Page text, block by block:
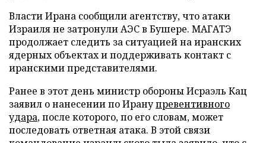
Власти Ирана сообщили агентству, что атаки
Израиля не затронули АЭС в Бушере. МАГАТЭ
продолжает следить за ситуацией на иранских
ядерных объектах и поддерживать контакт с
иранскими представителями.
Ранее в этот день министр обороны Исраэль Кац
заявил о нанесении по Иранупревентивного
удара, после которого, по его словам, может
последовать ответная атака. В этой связи